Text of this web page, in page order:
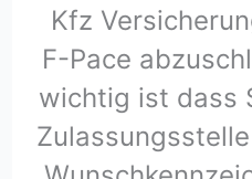
Kfz
F-Pace
wichtig ist dass